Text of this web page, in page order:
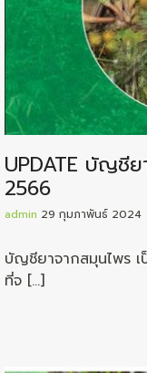
UPDATE บัญชี
2566
admin 29 กุมภาพันธ์ 2024
บัญชียาจากสมุนไพร
ที่จ […]